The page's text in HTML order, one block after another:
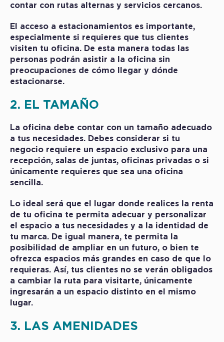
contar con rutas alternas y servicios cercanos.
El acceso a estacionamientos es importante,
especialmente si requieres que tus clientes
visiten tu oficina. De esta manera todas las
personas podrán asistir a la oficina sin
preocupaciones de cómo llegar y dónde
estacionarse.
2. EL TAMAÑO
La oficina debe contar con un tamaño adecuado
a tus necesidades. Debes considerar si tu
negocio requiere un espacio exclusivo para una
recepción, salas de juntas, oficinas privadas o si
únicamente requieres que sea una oficina
sencilla.
Lo ideal será que el lugar donde realices la renta
de tu oficina te permita adecuar y personalizar
el espacio a tus necesidades y a la identidad de
tu marca. De igual manera, te permita la
posibilidad de ampliar en un futuro, o bien te
ofrezca espacios más grandes en caso de que lo
requieras. Así, tus clientes no se verán obligados
a cambiar la ruta para visitarte, únicamente
ingresarán a un espacio distinto en el mismo
lugar.
3. LAS AMENIDADES